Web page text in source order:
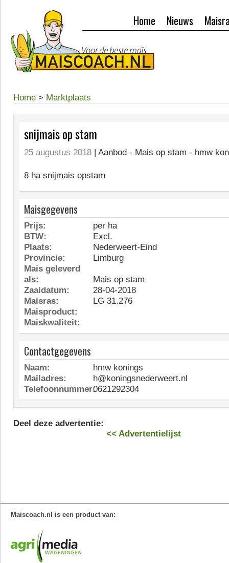
Nieuws
Home
Home > Marktplaats
snijmais op stam
25 augustus 2018 | Aanbod - Mais op stam - hmw
8 ha snijmais opstam
Maisgegevens
Prijs:
per ha
BTW:
Excl.
Plaats:
Nederweert-Eind
Provincie:
Limburg
Mais geleverd
als:
Mais op stam
Zaaidatum:
28-04-2018
Maisras:
LG 31.276
Maisproduct:
Maiskwaliteit:
Contactgegevens
Naam:
hmw konings
Mailadres:
h@koningsnederweert.nl
Telefoonnummer:0621292304
Deel deze advertentie:
<< Advertentielijst
Maiscoach.nl is een product van: